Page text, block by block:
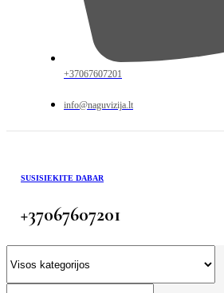
+37067607201
info@naguvizija.lt
SUSISIEKITE DABAR
+37067607201